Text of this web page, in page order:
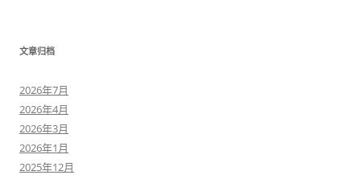
文章归档
2026年7月
2026年4月
2026年3月
2026年1月
2025年12月